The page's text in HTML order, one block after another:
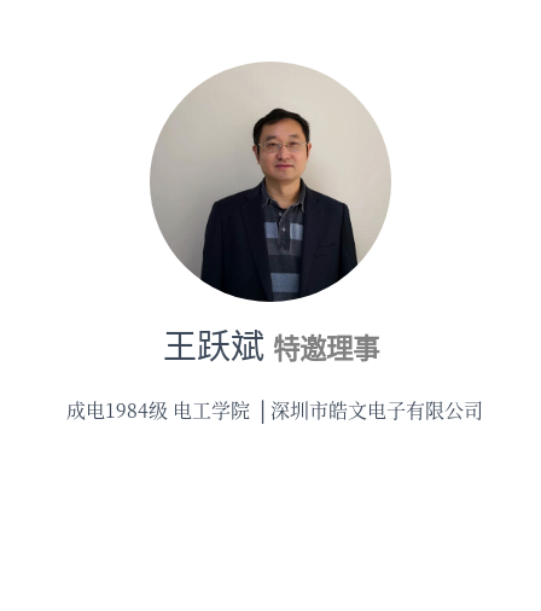
王跃斌 特邀理事
成电1984级 电工学院 深圳市皓文电子有限公司